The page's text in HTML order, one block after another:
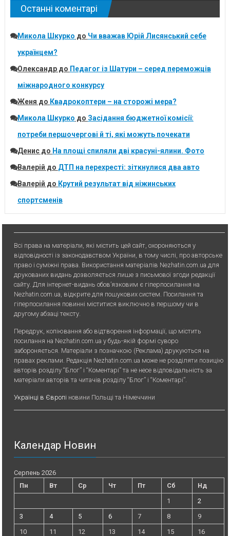
Останні коментарі
Микола Шкурко до Чи вважав Юрій Лисянський себе
українцем?
Олександрдо Педагог із Шатури – серед переможців
міжнародного конкурсу
Женя до Квадрокоптери – на сторожі мера?
Микола Шкурко до Засідання бюджетної комісії:
потреби першочергові й ті, які можуть почекати
Денисдо На площі спиляли дві красуні-ялини. Фото
Валерій до ДТП на перехресті: зіткнулися два авто
Валерій до Крутий результат від ніжинських
спортсменів
Всі права на матеріали, які містить цей сайт, охороняються у
відповідності із законодавством України, в тому числі, про авторське
право і суміжні права. Використання матерiалiв Nezhatin.com.ua для
друкованих видань дозволяється лише з письмової згоди редакції
сайту. Для iнтернет-видань обов’язковим є гiперпосилання на
Nezhatin.com.ua, відкрите для пошукових систем. Посилання та
гіперпосилання повинні міститися виключно в першому чи в
другому абзаці тексту.
Передрук, копiювання або вiдтворення iнформацiї, що мiстить
посилання на Nezhatin.com.ua у будь-якiй формi суворо
забороняється. Матеріали з позначкою (Реклама) друкуються на
правах реклами. Редакція Nezhatin.com.ua може не розділяти позицію
авторів розділу “Блог” і “Коментарі” та не несе відповідальність за
матеріали авторів та читачів розділу “Блог” і “Коментарі”.
Українці в Європі новини Польщі та Німеччини
Календар Новин
Серпень 2026
Пн
Вт Ср Чт Пт Сб
Нд
1
2
3
4 5 6 7 8
9
10
11 12 13 14 15 16